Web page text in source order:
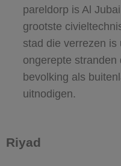
pareldorp is Al
grootste
stad die verrezen is
ongerepte stranden
bevolking als
uitnodigen.
Riyad